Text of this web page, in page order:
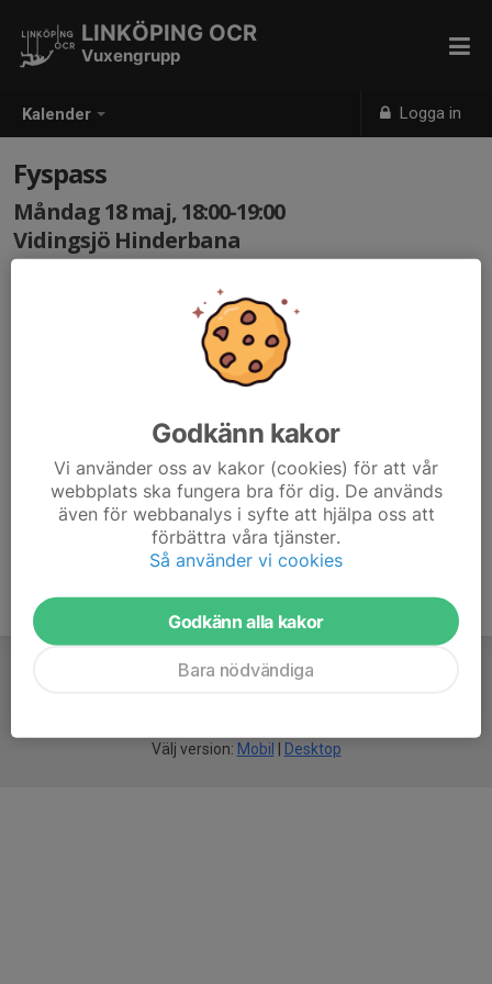
Kalender Logga in
LINKÖPING OCR
Vuxengrupp
Fyspass
Måndag 18 maj, 18:00-19:00
Vidingsjö Hinderbana
Fyspass, fokus ligger på styrka som bättrar oss som
Välj version: Mobil Desktop
Godkänn kakor
Vi använder oss av kakor (cookies) för att vår
webbplats ska fungera bra för dig. De används
även för webbanalys i syfte att hjälpa oss att
förbättra våra tjänster.
Så använder vi cookies
Godkänn alla kakor
Bara nödvändiga